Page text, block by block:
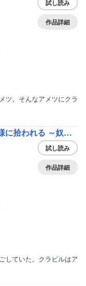
試し読み
作品詳細
ツ。そんなアメツにクラ
虐げられた奴隷、敵地の天使なお嬢様に拾われる ～奴隷として命令に従っていただけなのに、知らないうちに最強の魔術師になっていたようです～【通常版】
試し読み
作品詳細
していた。クラビルはア